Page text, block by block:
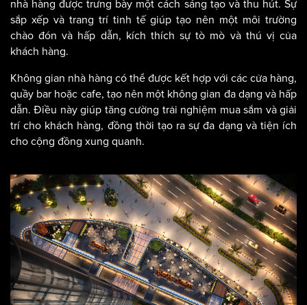
nhà hàng được trưng bày một cách sáng tạo và thu hút. Sự
sắp xếp và trang trí tinh tế giúp tạo nên một môi trường
chào đón và hấp dẫn, kích thích sự tò mò và thú vị của
khách hàng.
Không gian nhà hàng có thể được kết hợp với các cửa hàng,
quầy bar hoặc cafe, tạo nên một không gian đa dạng và hấp
dẫn. Điều này giúp tăng cường trải nghiệm mua sắm và giải
trí cho khách hàng, đồng thời tạo ra sự đa dạng và tiện ích
cho cộng đồng xung quanh.